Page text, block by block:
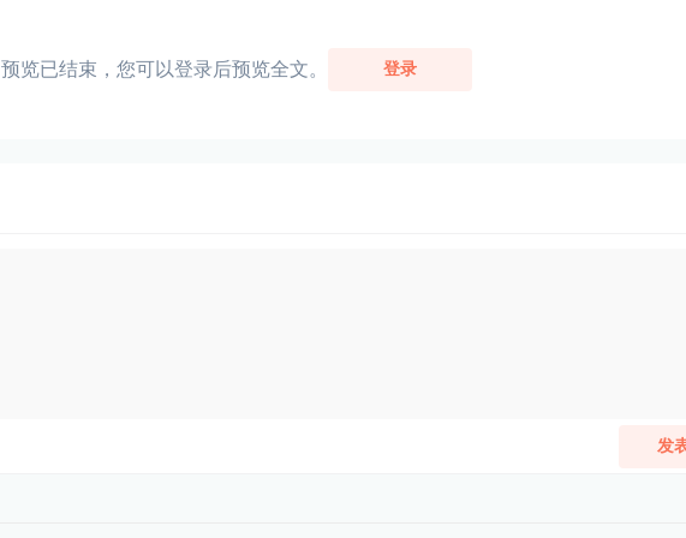
预览已结束，您可以登录后预览全文。 登录
发